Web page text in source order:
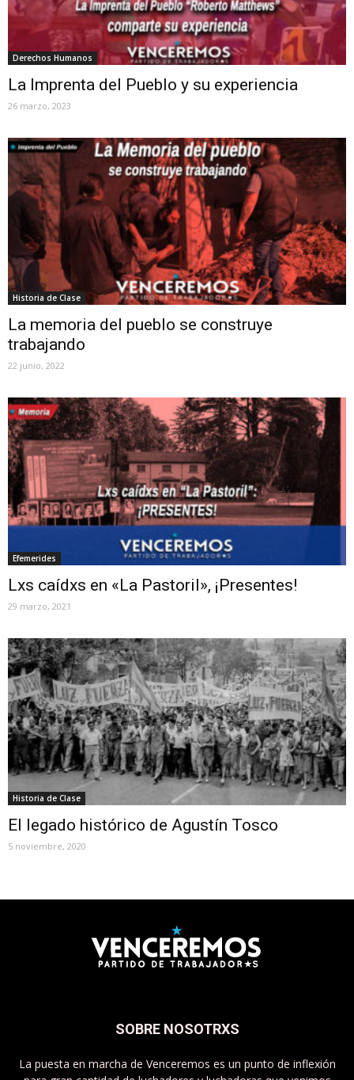
Derechos Humanos
La Imprenta del Pueblo y su experiencia
26 marzo, 2023
Historia de Clase
La memoria del pueblo se construye
trabajando
22 junio, 2022
Efemerides
Lxs caídxs en «La Pastoril», ¡Presentes!
29 marzo, 2021
Historia de Clase
El legado histórico de Agustín Tosco
5 noviembre, 2020
SOBRE NOSOTRXS
La puesta en marcha de Venceremos es un punto de inflexión